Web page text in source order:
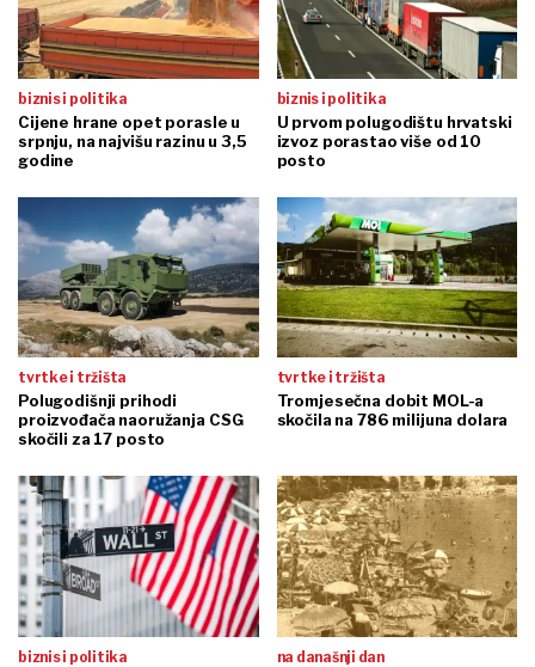
biznis i politika
Cijene hrane opet porasle u
srpnju, na najvišu razinu u 3,5
godine
biznis i politika
U prvom polugodištu hrvatski
izvoz porastao više od 10
posto
tvrtke i tržišta
Polugodišnji prihodi
proizvođača naoružanja CSG
skočili za 17 posto
tvrtke i tržišta
Tromjesečna dobit MOL-a
skočila na 786 milijuna dolara
biznis i politika na današnji dan